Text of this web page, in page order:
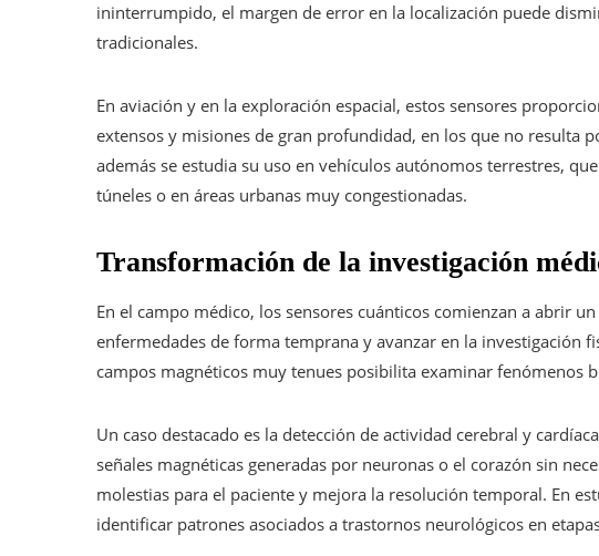
ininterrumpido, el margen de error en la localización puede
tradicionales.
En aviación y en la exploración espacial, estos sensores
extensos y misiones de gran profundidad, en los que no resulta
además se estudia su uso en vehículos autónomos terrestres,
túneles o en áreas urbanas muy congestionadas.
Transformación de la investigación
En el campo médico, los sensores cuánticos comienzan a abrir
enfermedades de forma temprana y avanzar en la investigación
campos magnéticos muy tenues posibilita examinar fenómenos
Un caso destacado es la detección de actividad cerebral y
señales magnéticas generadas por neuronas o el corazón sin
molestias para el paciente y mejora la resolución temporal. En
identificar patrones asociados a trastornos neurológicos en